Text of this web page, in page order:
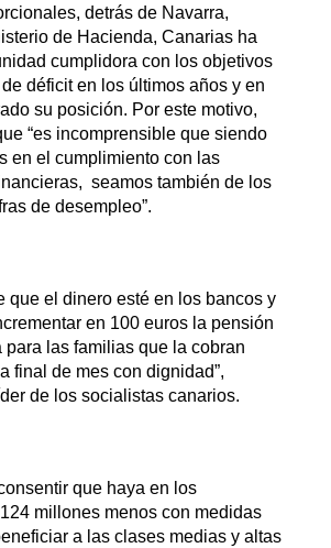
detrás de Navarra,
de Hacienda, Canarias ha
cumplidora con los objetivos
déficit en los últimos años y en
su posición. Por este motivo,
“es incomprensible que siendo
en el cumplimiento con las
seamos también de los
de desempleo”.
que el dinero esté en los bancos y
en 100 euros la pensión
para las familias que la cobran
final de mes con dignidad”,
de los socialistas canarios.
que haya en los
millones menos con medidas
a las clases medias y altas